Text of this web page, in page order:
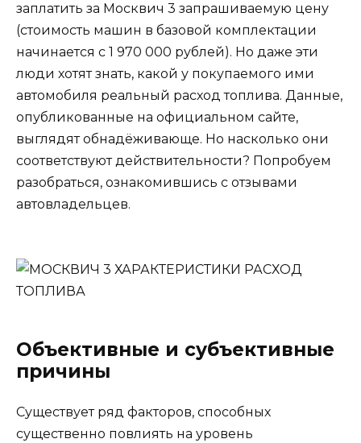
заплатить за Москвич 3 запрашиваемую цену
(стоимость машин в базовой комплектации
начинается с 1 970 000 рублей). Но даже эти
люди хотят знать, какой у покупаемого ими
автомобиля реальный расход топлива. Данные,
опубликованные на официальном сайте,
выглядят обнадёживающе. Но насколько они
соответствуют действительности? Попробуем
разобраться, ознакомившись с отзывами
автовладельцев.
Объективные и субъективные
причины
Существует ряд факторов, способных
существенно повлиять на уровень